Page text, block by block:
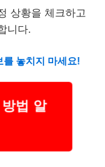
상황을 체크하고
니다.
를 놓치지 마세요!
법 알